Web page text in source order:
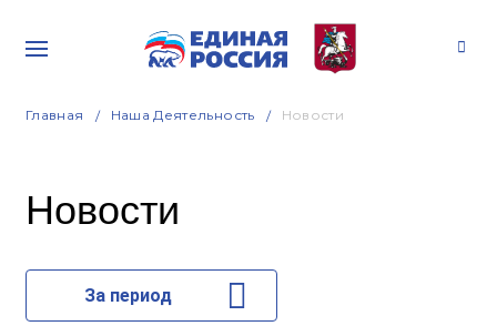
Главная Наша Деятельность Новости
Новости
За период